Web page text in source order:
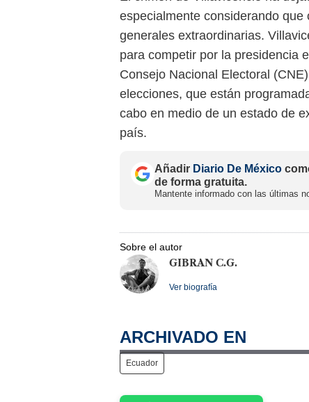
especialmente considerando
generales extraordinarias.
para competir por la presidencia
Consejo Nacional Electoral
elecciones, que están
cabo en medio de un estado de
país.
Añadir Diario De México
de forma gratuita.
Mantente informado con las últimas
Sobre el autor
GIBRAN C.G.
Ver biografía
ARCHIVADO EN
Ecuador